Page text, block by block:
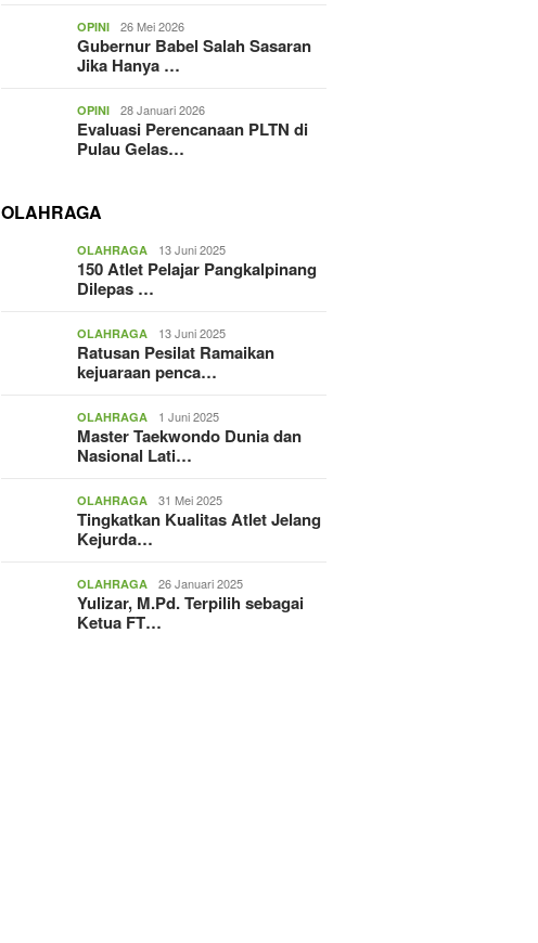
OPINI 26 Mei 2026
Gubernur Babel Salah Sasaran
Jika Hanya …
OPINI 28 Januari 2026
Evaluasi Perencanaan PLTN di
Pulau Gelas…
OLAHRAGA
OLAHRAGA 13 Juni 2025
150 Atlet Pelajar Pangkalpinang
Dilepas …
OLAHRAGA 13 Juni 2025
Ratusan Pesilat Ramaikan
kejuaraan penca…
OLAHRAGA 1 Juni 2025
Master Taekwondo Dunia dan
Nasional Lati…
OLAHRAGA 31 Mei 2025
Tingkatkan Kualitas Atlet Jelang
Kejurda…
OLAHRAGA 26 Januari 2025
Yulizar, M.Pd. Terpilih sebagai
Ketua FT…